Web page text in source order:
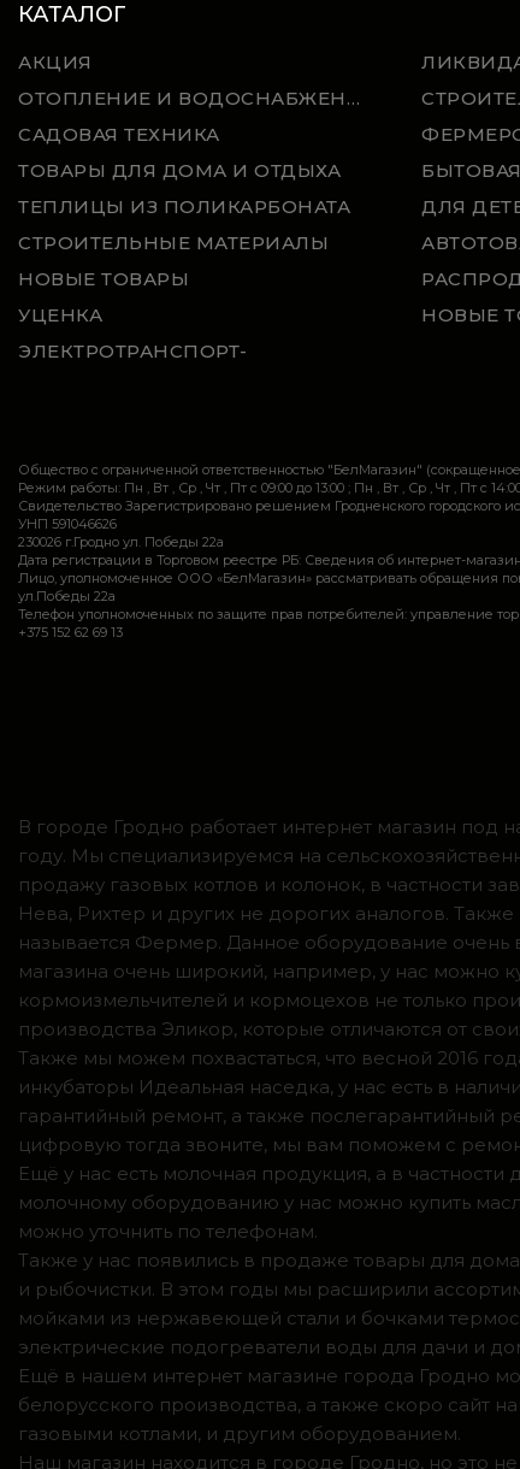
КАТАЛОГ
АКЦИЯ
ОТОПЛЕНИЕ И ВОДОСНАБЖЕНИЕ
САДОВАЯ ТЕХНИКА
ТОВАРЫ ДЛЯ ДОМА И ОТДЫХА
ТЕПЛИЦЫ ИЗ ПОЛИКАРБОНАТА
ДЛЯ
СТРОИТЕЛЬНЫЕ МАТЕРИАЛЫ
НОВЫЕ ТОВАРЫ
УЦЕНКА
НОВЫЕ
ЭЛЕКТРОТРАНСПОРТ-
Общество с ограниченной ответственностью "БелМагазин"
Режим работы: Пн , Вт , Ср , Чт , Пт c 09:00 до 13:00 ; Пн , Вт , Ср , Чт , Пт c
Свидетельство Зарегистрировано решением Гродненского городского
УНП 591046626
230026 г.Гродно ул. Победы 22а
Дата регистрации в Торговом реестре РБ: Сведения об интернет-
Лицо, уполномоченное ООО «БелМагазин» рассматривать обращения
ул.Победы 22а
Телефон уполномоченных по защите прав потребителей: управление
+375 152 62 69 13
В городе Гродно работает интернет магазин под
году. Мы специализируемся на
продажу газовых котлов и колонок, в частности
Нева, Рихтер и других не дорогих аналогов.
называется Фермер. Данное оборудование
магазина очень широкий, например, у нас можно
кормоизмельчителей и кормоцехов не только
производства Эликор, которые отличаются от
Также мы можем похвастаться, что весной 2016
инкубаторы Идеальная наседка, у нас есть в
гарантийный ремонт, а также послегарантийный
цифровую тогда звоните, мы вам поможем с
Ещё у нас есть молочная продукция, а в
молочному оборудованию у нас можно купить
можно уточнить по телефонам.
Также у нас появились в продаже товары для
и рыбочистки. В этом годы мы расширили
мойками из нержавеющей стали и бочками
электрические подогреватели воды для дачи и
Ещё в нашем интернет магазине города Гродно
белорусского производства, а также скоро сайт
газовыми котлами, и другим оборудованием.
Наш магазин находится в городе Гродно, но это